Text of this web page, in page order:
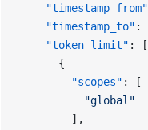
    "timestamp_from"
    "timestamp_to"
:
    "token_limit"
: [
      {
        "scopes"
: [
          "global"
        ],